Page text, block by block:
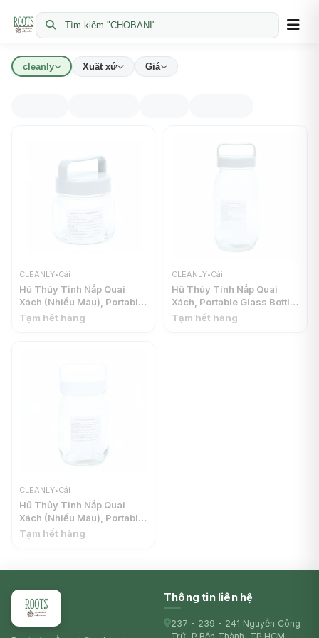
Tìm kiếm "CHOBANI"...
cleanly Xuất xứ Giá
CLEANLY•Cái
Hũ Thủy Tinh Nắp Quai
Xách (Nhiều Màu), Portable
Glass Bottle (265ml) -
Tạm hết hàng
CLEANLY•Cái
Hũ Thủy Tinh Nắp Quai
Xách, Portable Glass Bottle
(780ml) - CLEANLY
Tạm hết hàng
CLEANLY•Cái
Hũ Thủy Tinh Nắp Quai
Xách (Nhiều Màu), Portable
Glass Bottle (475ml) -
Tạm hết hàng
Thông tin liên hệ
237 - 239 - 241 Nguyễn Công